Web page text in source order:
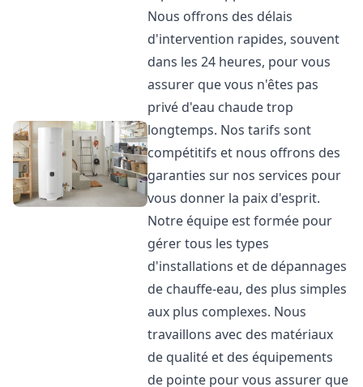
Nous offrons des délais
d'intervention rapides, souvent
dans les 24 heures, pour vous
assurer que vous n'êtes pas
privé d'eau chaude trop
longtemps. Nos tarifs sont
compétitifs et nous offrons des
garanties sur nos services pour
vous donner la paix d'esprit.
Notre équipe est formée pour
gérer tous les types
d'installations et de dépannages
de chauffe-eau, des plus simples
aux plus complexes. Nous
travaillons avec des matériaux
de qualité et des équipements
de pointe pour vous assurer que